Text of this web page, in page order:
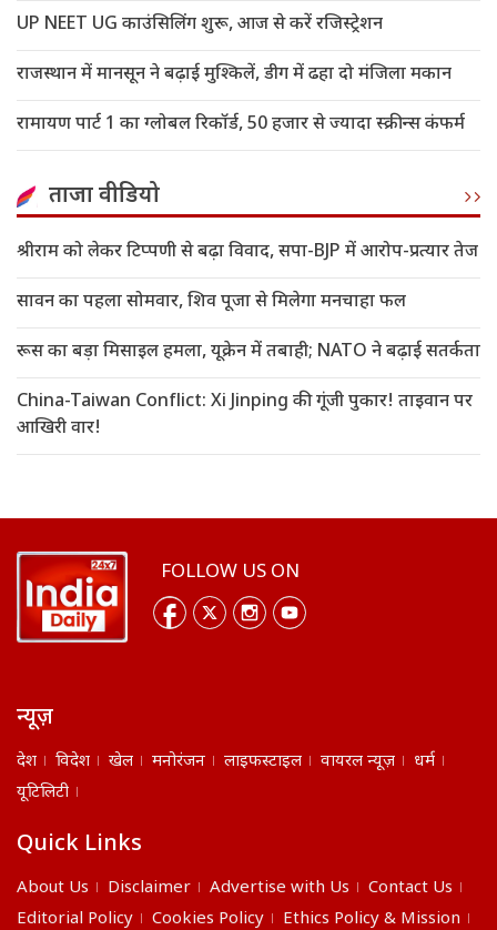
UP NEET UG काउंसिलिंग शुरू, आज से करें रजिस्ट्रेशन
राजस्थान में मानसून ने बढ़ाई मुश्किलें, डीग में ढहा दो मंजिला मकान
रामायण पार्ट 1 का ग्लोबल रिकॉर्ड, 50 हजार से ज्यादा स्क्रीन्स कंफर्म
ताजा वीडियो
श्रीराम को लेकर टिप्पणी से बढ़ा विवाद, सपा-BJP में आरोप-प्रत्यार तेज
सावन का पहला सोमवार, शिव पूजा से मिलेगा मनचाहा फल
रूस का बड़ा मिसाइल हमला, यूक्रेन में तबाही; NATO ने बढ़ाई सतर्कता
China-Taiwan Conflict: Xi Jinping की गूंजी पुकार! ताइवान पर
आखिरी वार!
FOLLOW US ON
न्यूज़
देश विदेश खेल मनोरंजन लाइफस्टाइल वायरल न्यूज़
धर्म
यूटिलिटी
Quick Links
About Us Disclaimer Advertise with Us
Contact Us
Editorial Policy
Cookies Policy Ethics Policy & Mission